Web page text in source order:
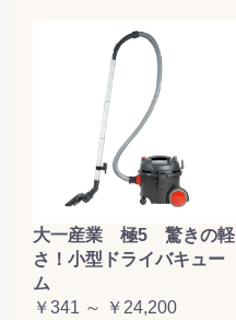
大一産業 極5 驚きの軽
さ！小型ドライバキュー
ム
￥341 ～ ￥24,200